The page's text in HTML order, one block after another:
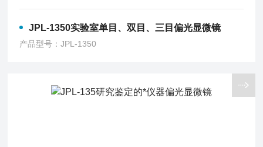
JPL-1350实验室单目、双目、三目偏光显微镜
产品型号：JPL-1350